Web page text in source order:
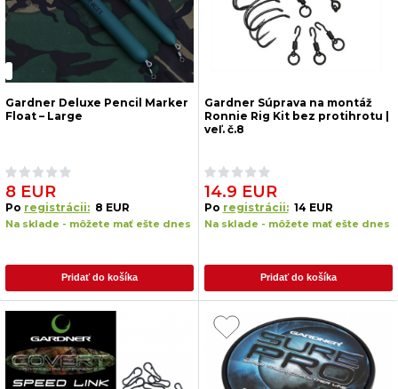
Gardner Deluxe Pencil Marker
Float – Large
8 EUR
Po registrácii: 8 EUR
Na sklade - môžete mať ešte dnes
Pridať do košíka
Gardner Súprava na montáž
Ronnie Rig Kit bez protihrotu |
veľ. č.8
14.9 EUR
Po registrácii: 14 EUR
Na sklade - môžete mať ešte dnes
Pridať do košíka